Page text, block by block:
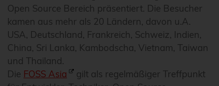
Open Source Bereich präsentiert. Die Besucher
kamen aus mehr als 20 Ländern, davon u.A.
USA, Deutschland, Frankreich, Schweiz, Indien,
China, Sri Lanka, Kambodscha, Vietnam, Taiwan
und Thailand.
Die FOSS Asia
gilt als regelmäßiger Treffpunkt